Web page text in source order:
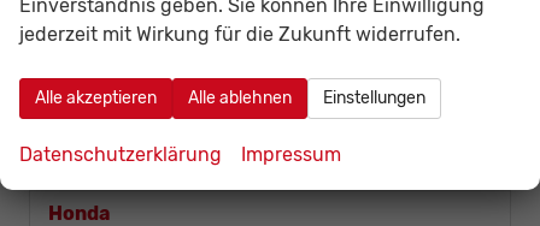
Dacia
Fiat
Ford
Honda
Einverständnis geben. Sie können Ihre Einwilligung
jederzeit mit Wirkung für die Zukunft widerrufen.
Alle akzeptieren Alle ablehnen Einstellungen
Datenschutzerklärung Impressum